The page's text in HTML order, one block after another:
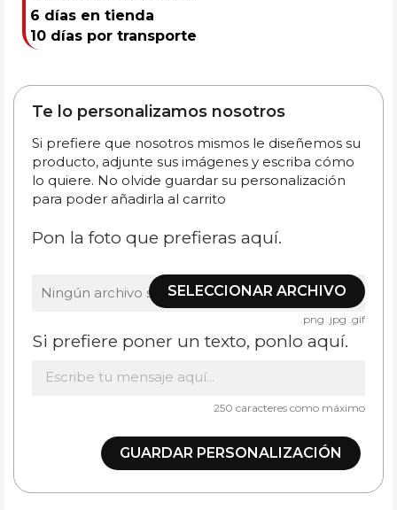
6 días en tienda
10 días por transporte
Te lo personalizamos nosotros
Si prefiere que nosotros mismos le diseñemos su
producto, adjunte sus imágenes y escriba cómo
lo quiere. No olvide guardar su personalización
para poder añadirla al carrito
Pon la foto que prefieras aquí.
Ningún archivo seleccionadoSELECCIONAR ARCHIVO
.png .jpg .gif
Si prefiere poner un texto, ponlo aquí.
250 caracteres como máximo
GUARDAR PERSONALIZACIÓN